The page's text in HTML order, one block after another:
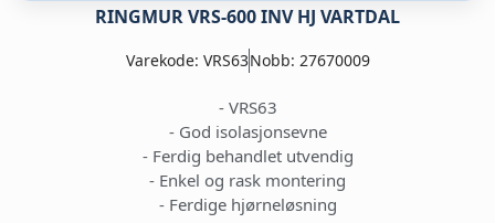
RINGMUR VRS-600 INV HJ VARTDAL
Varekode: VRS63Nobb: 27670009
- VRS63
- God isolasjonsevne
- Ferdig behandlet utvendig
- Enkel og rask montering
- Ferdige hjørneløsning